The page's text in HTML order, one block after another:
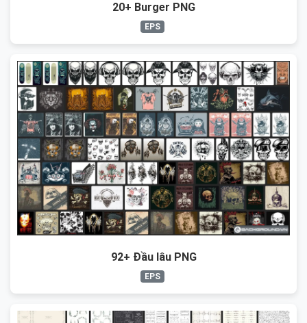
20+ Burger PNG
EPS
92+ Đầu lâu PNG
EPS